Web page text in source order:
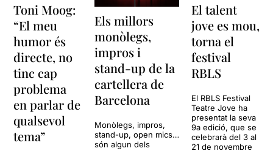
Toni Moog:
“El meu
humor és
directe, no
tinc cap
problema
en parlar de
qualsevol
tema”
Els millors
monòlegs,
impros i
stand-up de la
cartellera de
Barcelona
Monòlegs, impros,
stand-up, open mics…
són algun dels
El talent
jove es mou,
torna el
festival
RBLS
El RBLS Festival
Teatre Jove ha
presentat la seva
9a edició, que se
celebrarà del 3 al
21 de novembre